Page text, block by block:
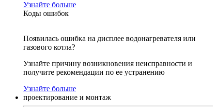
Узнайте больше
Коды ошибок
Появилась ошибка на дисплее водонагревателя или
газового котла?
Узнайте причину возникновения неисправности и
получите рекомендации по ее устранению
Узнайте больше
проектирование и монтаж